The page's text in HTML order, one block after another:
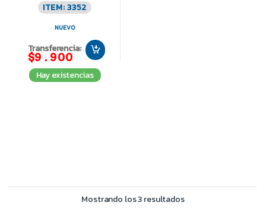
ITEM: 3352
NUEVO
Transferencia:
$9.900
Hay existencias
Mostrando los 3 resultados